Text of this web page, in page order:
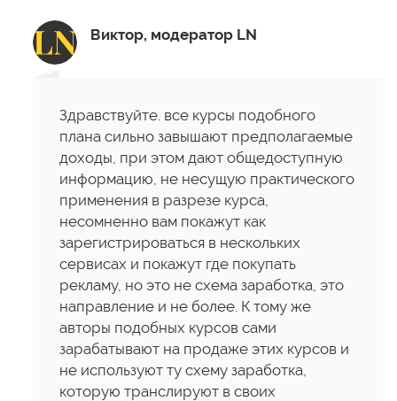
Виктор, модератор LN
Здравствуйте. все курсы подобного
плана сильно завышают предполагаемые
доходы, при этом дают общедоступную
информацию, не несущую практического
применения в разрезе курса,
несомненно вам покажут как
зарегистрироваться в нескольких
сервисах и покажут где покупать
рекламу, но это не схема заработка, это
направление и не более. К тому же
авторы подобных курсов сами
зарабатывают на продаже этих курсов и
не используют ту схему заработка,
которую транслируют в своих